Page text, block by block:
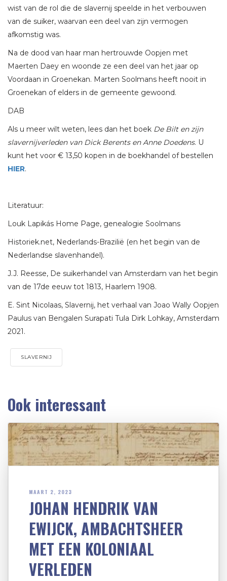
wist van de rol die de slavernij speelde in het verbouwen
van de suiker, waarvan een deel van zijn vermogen
afkomstig was.
Na de dood van haar man hertrouwde Oopjen met
Maerten Daey en woonde ze een deel van het jaar op
Voordaan in Groenekan. Marten Soolmans heeft nooit in
Groenekan of elders in de gemeente gewoond.
DAB
Als u meer wilt weten, lees dan het boek De Bilt en zijn
slavernijverleden van Dick Berents en Anne Doedens. U
kunt het voor € 13,50 kopen in de boekhandel of bestellen
HIER.
Literatuur:
Louk Lapikás Home Page, genealogie Soolmans
Historiek.net, Nederlands-Brazilië (en het begin van de
Nederlandse slavenhandel).
J.J. Reesse, De suikerhandel van Amsterdam van het begin
van de 17de eeuw tot 1813, Haarlem 1908.
E. Sint Nicolaas, Slavernij, het verhaal van Joao Wally Oopjen
Paulus van Bengalen Surapati Tula Dirk Lohkay, Amsterdam
2021.
SLAVERNIJ
Ook interessant
MAART 2, 2023
JOHAN HENDRIK VAN
EWIJCK, AMBACHTSHEER
MET EEN KOLONIAAL
VERLEDEN